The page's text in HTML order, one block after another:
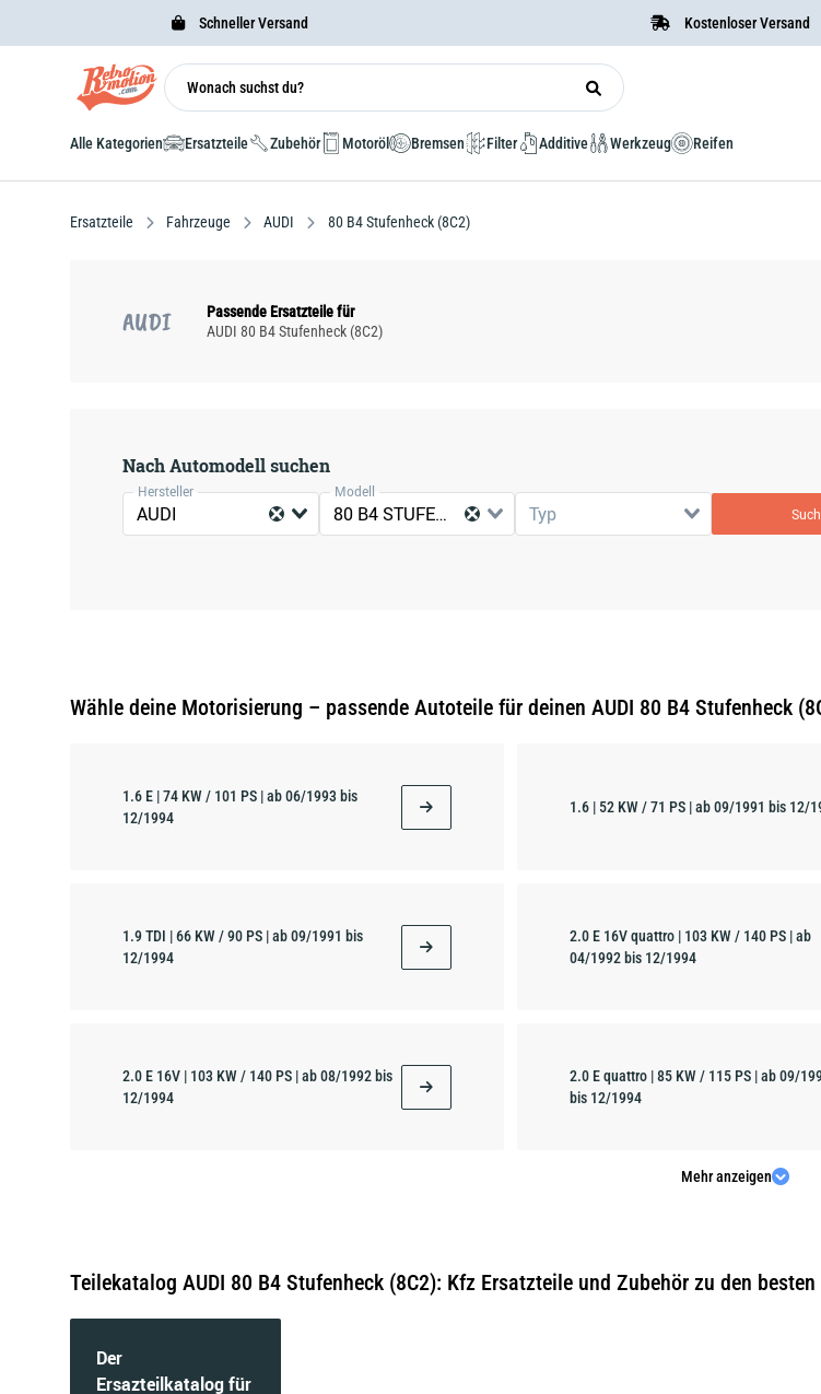
Schneller Versand Kostenloser Versand
Alle Kategorien Ersatzteile Zubehör Motoröl Bremsen Filter Additive Werkzeug Reifen
Ersatzteile Fahrzeuge AUDI 80 B4 Stufenheck (8C2)
AUDI
Passende Ersatzteile für
AUDI 80 B4 Stufenheck (8C2)
Nach Automodell suchen
Hersteller
AUDI
Modell
80 B4 STUFENHECK (8C2) Typ
Wähle deine Motorisierung – passende Autoteile für deinen AUDI 80 B4 Stufenheck
1.6 E | 74 KW / 101 PS | ab 06/1993 bis
12/1994
1.6 | 52 KW / 71 PS | ab 09/1991 bis 12/
1.9 TDI | 66 KW / 90 PS | ab 09/1991 bis
12/1994
2.0 E 16V quattro | 103 KW / 140 PS | ab
04/1992 bis 12/1994
2.0 E 16V | 103 KW / 140 PS | ab 08/1992 bis
12/1994
2.0 E quattro | 85 KW / 115 PS | ab 09/
bis 12/1994
12/1994
Mehr anzeigen
Teilekatalog AUDI 80 B4 Stufenheck (8C2): Kfz Ersatzteile und Zubehör zu den
Der
Ersazteilkatalog für